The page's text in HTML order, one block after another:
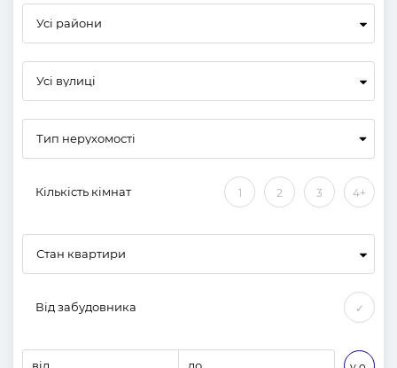
Усі райони
Усі вулиці
Кількість кімнат 1 2 3 4+
Стан квартири
Від забудовника ✓